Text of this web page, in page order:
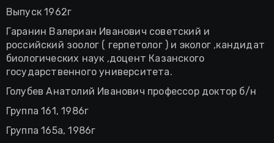
Выпуск 1962г
Гаранин Валериан Иванович советский и
российский зоолог ( герпетолог ) и эколог ,кандидат
биологических наук ,доцент Казанского
государственного университета.
Голубев Анатолий Иванович профессор доктор б/н
Группа 161, 1986г
Группа 165а, 1986г